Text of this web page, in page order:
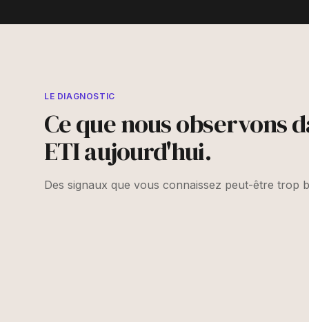
LE DIAGNOSTIC
Ce que nous observons
ETI aujourd'hui.
Des signaux que vous connaissez peut-être trop